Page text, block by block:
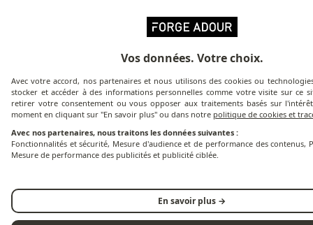
Inox 304, résiste aux corrosions et facilite
l'entretien
Vos données. Votre choix.
Avec votre accord, nos partenaires et nous utilisons des cookies ou
stocker et accéder à des informations personnelles comme votre visite sur ce
retirer votre consentement ou vous opposer aux traitements basés sur
moment en cliquant sur "En savoir plus" ou dans notre politique de cookies et
Avec nos partenaires, nous traitons les données suivantes :
Fonctionnalités et sécurité, Mesure d'audience et de performance des contenus,
Mesure de performance des publicités et publicité ciblée.
En savoir plus →